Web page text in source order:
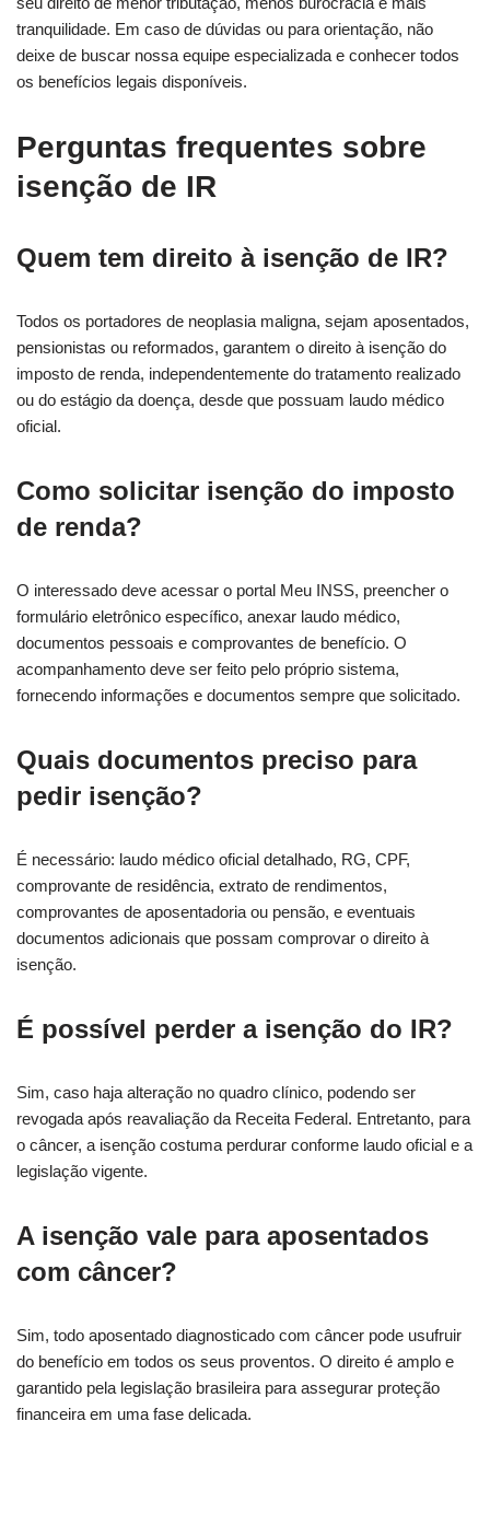
tranquilidade. Em caso de dúvidas ou para orientação, não
deixe de buscar nossa equipe especializada e conhecer todos
os benefícios legais disponíveis.
Perguntas frequentes sobre
isenção de IR
Quem tem direito à isenção de IR?
Todos os portadores de neoplasia maligna, sejam aposentados,
pensionistas ou reformados, garantem o direito à isenção do
imposto de renda, independentemente do tratamento realizado
ou do estágio da doença, desde que possuam laudo médico
oficial.
Como solicitar isenção do imposto
de renda?
O interessado deve acessar o portal Meu INSS, preencher o
formulário eletrônico específico, anexar laudo médico,
documentos pessoais e comprovantes de benefício. O
acompanhamento deve ser feito pelo próprio sistema,
fornecendo informações e documentos sempre que solicitado.
Quais documentos preciso para
pedir isenção?
É necessário: laudo médico oficial detalhado, RG, CPF,
comprovante de residência, extrato de rendimentos,
comprovantes de aposentadoria ou pensão, e eventuais
documentos adicionais que possam comprovar o direito à
isenção.
É possível perder a isenção do IR?
Sim, caso haja alteração no quadro clínico, podendo ser
revogada após reavaliação da Receita Federal. Entretanto, para
o câncer, a isenção costuma perdurar conforme laudo oficial e a
legislação vigente.
A isenção vale para aposentados
com câncer?
Sim, todo aposentado diagnosticado com câncer pode usufruir
do benefício em todos os seus proventos. O direito é amplo e
garantido pela legislação brasileira para assegurar proteção
financeira em uma fase delicada.